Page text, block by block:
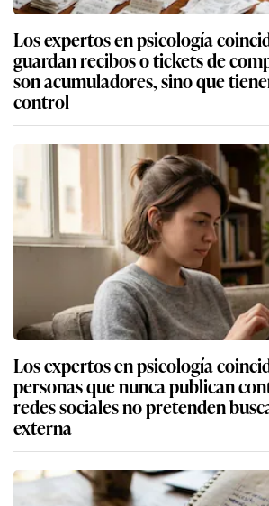
Los expertos en psicología
guardan recibos o tickets de
son acumuladores, sino que
control
Los expertos en psicología
personas que nunca publican
redes sociales no pretenden
externa